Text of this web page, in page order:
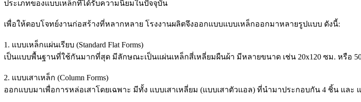
ประเภทของแบบเหล็กที่ได้รับความนิยมในปัจจุบัน
เพื่อให้ตอบโจทย์งานก่อสร้างที่หลากหลาย โรงงานผลิตจึงออกแบบแบบเหล็กออกมาหลายรูปแบบ ดังนี้:
1. แบบเหล็กแผ่นเรียบ (Standard Flat Forms)
เป็นแบบพื้นฐานที่ใช้กันมากที่สุด มีลักษณะเป็นแผ่นเหล็กสี่เหลี่ยมผืนผ้า มีหลายขนาด เช่น 20x120 ซม. หรือ
2. แบบเสาเหล็ก (Column Forms)
ออกแบบมาเพื่อการหล่อเสาโดยเฉพาะ มีทั้ง แบบเสาเหลี่ยม (แบบเสาตัวแอล) ที่นำมาประกอบกัน 4 ชิ้น แล